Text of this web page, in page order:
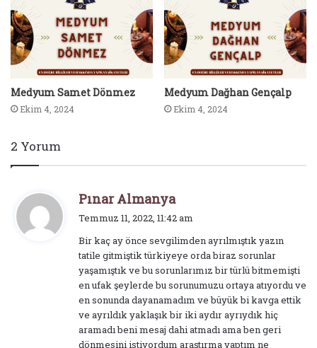
Medyum Samet Dönmez
Ekim 4, 2024
Medyum Dağhan Gençalp
Ekim 4, 2024
2 Yorum
Pınar Almanya
i
k
i
:
Temmuz 11, 2022, 11:42 am
Bir kaç ay önce sevgilimden ayrılmıştık yazın
tatile gitmiştik türkiyeye orda biraz sorunlar
yaşamıştık ve bu sorunlarımız bir türlü bitmemişti
en ufak şeylerde bu sorunumuzu ortaya atıyordu ve
en sonunda dayanamadım ve büyük bi kavga ettik
ve ayrıldık yaklaşık bir iki aydır ayrıydık hiç
aramadı beni mesaj dahi atmadı ama ben geri
dönmesini istiyordum araştırma yaptım ne